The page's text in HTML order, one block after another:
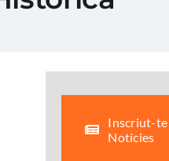
Inscriut-te
Notícies